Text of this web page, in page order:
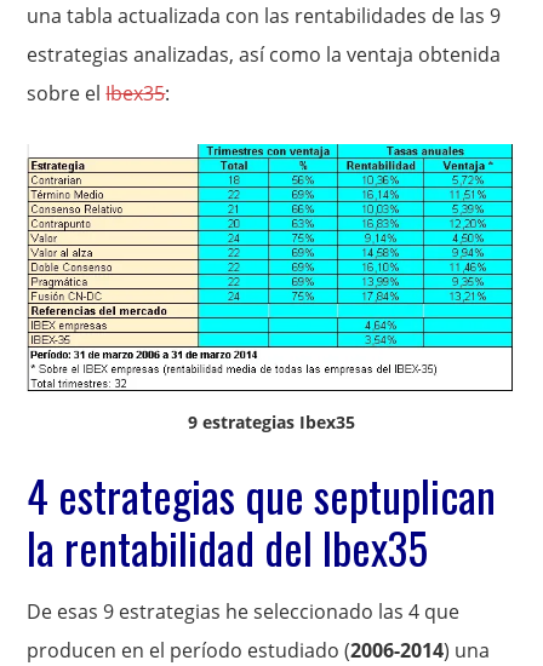
una tabla actualizada con las rentabilidades de las 9
estrategias analizadas, así como la ventaja obtenida
sobre elIbex35:
9 estrategias Ibex35
4 estrategias que septuplican
la rentabilidad del Ibex35
De esas 9 estrategias he seleccionado las 4 que
producen en el período estudiado (2006-2014) una